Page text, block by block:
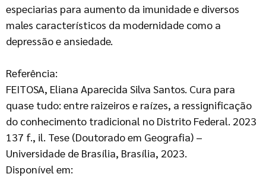
especiarias para aumento da imunidade e diversos
males característicos da modernidade como a
depressão e ansiedade.
Referência:
FEITOSA, Eliana Aparecida Silva Santos. Cura para
quase tudo: entre raizeiros e raízes, a ressignificação
do conhecimento tradicional no Distrito Federal. 2023
137 f., il. Tese (Doutorado em Geografia) –
Universidade de Brasília, Brasília, 2023.
Disponível em: